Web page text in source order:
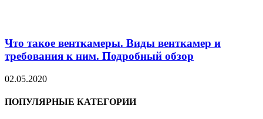
Что такое венткамеры. Виды венткамер и
требования к ним. Подробный обзор
02.05.2020
ПОПУЛЯРНЫЕ КАТЕГОРИИ